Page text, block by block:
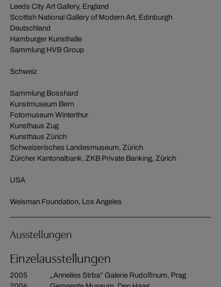
Leeds City Art Gallery, England
Scottish National Gallery of Modern Art, Edinburgh
Deutschland
Hamburger Kunsthalle
Sammlung HVB Group
Schweiz
Sammlung Bosshard
Kunstmuseum Bern
Fotomuseum Winterthur
Kunsthaus Zug
Kunsthaus Zürich
Schweizerisches Landesmuseum, Zürich
Zürcher Kantonalbank, ZKB Private Banking, Zürich
USA
Weisman Foundation, Los Angeles
Ausstellungen
Einzelausstellungen
2005
„Annelies Strba” Galerie Rudolfinum, Prag